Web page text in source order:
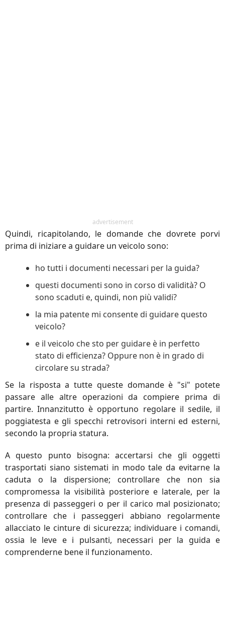
advertisement
Quindi, ricapitolando, le domande che dovrete porvi
prima di iniziare a guidare un veicolo sono:
ho tutti i documenti necessari per la guida?
questi documenti sono in corso di validità? O
sono scaduti e, quindi, non più validi?
la mia patente mi consente di guidare questo
veicolo?
e il veicolo che sto per guidare è in perfetto
stato di efficienza? Oppure non è in grado di
circolare su strada?
Se la risposta a tutte queste domande è "si" potete
passare alle altre operazioni da compiere prima di
partire. Innanzitutto è opportuno regolare il sedile, il
poggiatesta e gli specchi retrovisori interni ed esterni,
secondo la propria statura.
A questo punto bisogna: accertarsi che gli oggetti
trasportati siano sistemati in modo tale da evitarne la
caduta o la dispersione; controllare che non sia
compromessa la visibilità posteriore e laterale, per la
presenza di passeggeri o per il carico mal posizionato;
controllare che i passeggeri abbiano regolarmente
allacciato le cinture di sicurezza; individuare i comandi,
ossia le leve e i pulsanti, necessari per la guida e
comprenderne bene il funzionamento.